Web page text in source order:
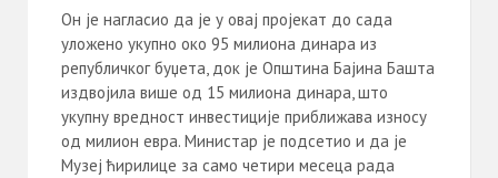
Он је нагласио да је у овај пројекат до сада
уложено укупно око 95 милиона динара из
републичког буџета, док је Општина Бајина Башта
издвојила више од 15 милиона динара, што
укупну вредност инвестиције приближава износу
од милион евра. Министар је подсетио и да је
Музеј ћирилице за само четири месеца рада